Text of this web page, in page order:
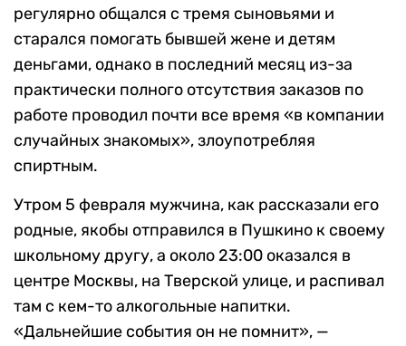
регулярно общался с тремя сыновьями и
старался помогать бывшей жене и детям
деньгами, однако в последний месяц из-за
практически полного отсутствия заказов по
работе проводил почти все время «в компании
случайных знакомых», злоупотребляя
спиртным.
Утром 5 февраля мужчина, как рассказали его
родные, якобы отправился в Пушкино к своему
школьному другу, а около 23:00 оказался в
центре Москвы, на Тверской улице, и распивал
там с кем-то алкогольные напитки.
«Дальнейшие события он не помнит», —